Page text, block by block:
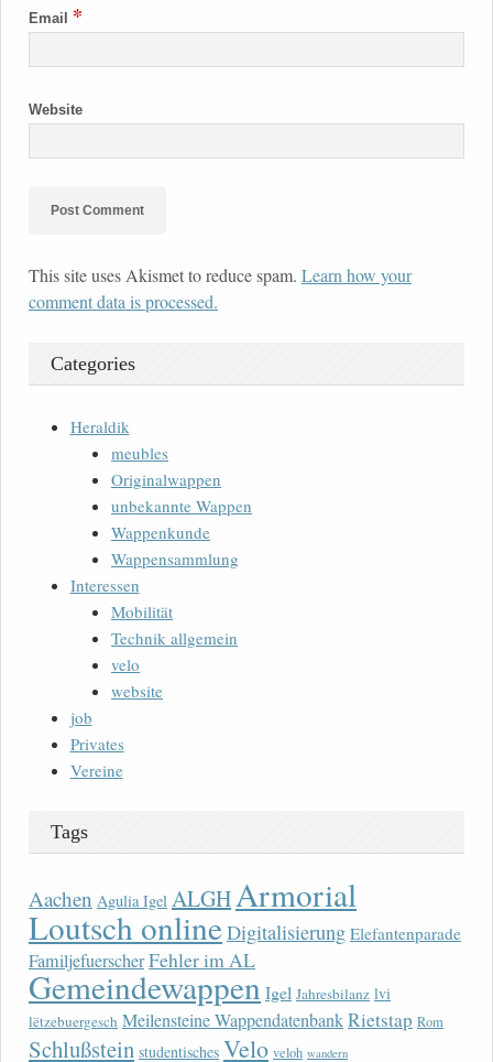
Email *
Website
This site uses Akismet to reduce spam. Learn how your
comment data is processed.
Categories
Heraldik
meubles
Originalwappen
unbekannte Wappen
Wappenkunde
Wappensammlung
Interessen
Mobilität
Technik allgemein
velo
website
job
Privates
Vereine
Tags
Aachen Agulia Igel ALGHArmorial
Loutsch onlineDigitalisierung Elefantenparade
FamiljefuerscherFehler im AL
Gemeindewappen Igel Jahresbilanz lvi
lëtzebuergesch Meilensteine WappendatenbankRietstap Rom
Schlußstein studentisches Velo veloh wandern